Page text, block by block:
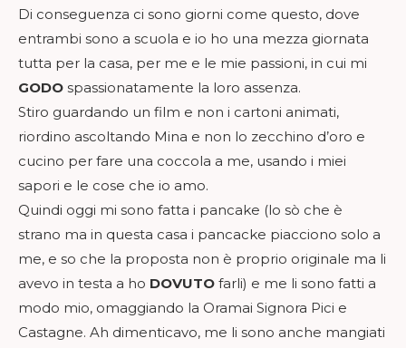
Di conseguenza ci sono giorni come questo, dove
entrambi sono a scuola e io ho una mezza giornata
tutta per la casa, per me e le mie passioni, in cui mi
GODO spassionatamente la loro assenza.
Stiro guardando un film e non i cartoni animati,
riordino ascoltando Mina e non lo zecchino d’oro e
cucino per fare una coccola a me, usando i miei
sapori e le cose che io amo.
Quindi oggi mi sono fatta i pancake (lo sò che è
strano ma in questa casa i pancacke piacciono solo a
me, e so che la proposta non è proprio originale ma li
avevo in testa a ho DOVUTO farli) e me li sono fatti a
modo mio, omaggiando la Oramai Signora Pici e
Castagne. Ah dimenticavo, me li sono anche mangiati